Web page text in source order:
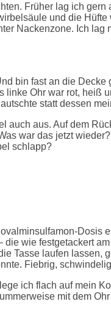
Früher lag ich
und die
Nackenzone. Ich
bin fast an die
Ohr war rot,
statt dessen
auch aus. Auf dem
war das jetzt
schlapp?
wie festgetackert
Tasse laufen
Fiebrig,
ich flach auf mein
mit dem